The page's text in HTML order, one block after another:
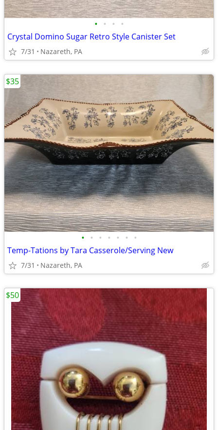
• • • •
Crystal Domino Sugar Retro Style Canister Set
7/31 Nazareth, PA
• • • • • • •
Temp-Tations by Tara Casserole/Serving New
7/31 Nazareth, PA
$35
$50